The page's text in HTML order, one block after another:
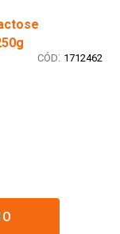
: 1712462